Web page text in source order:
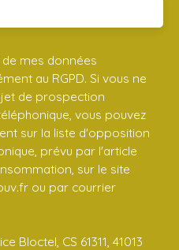
mes données
au RGPD. Si vous ne
de prospection
vous pouvez
sur la liste d'opposition
prévu par l'article
sur le site
ou par courrier
Bloctel, CS 61311, 41013